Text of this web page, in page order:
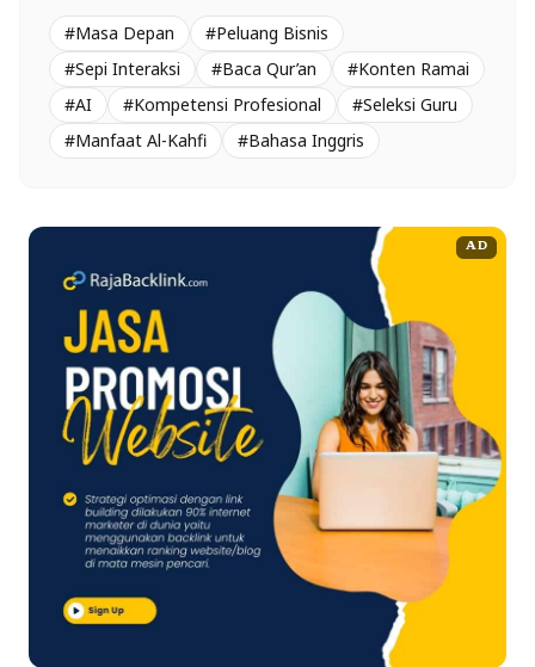
#Masa Depan
#Peluang Bisnis
#Sepi Interaksi
#Baca Qur’an
#Konten Ramai
#AI
#Kompetensi Profesional
#Seleksi Guru
#Manfaat Al-Kahfi
#Bahasa Inggris
AD